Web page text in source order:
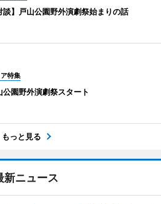
談】戸山公園野外演劇祭始まりの話
特集
公園野外演劇祭スタート
もっと見る
新ニュース